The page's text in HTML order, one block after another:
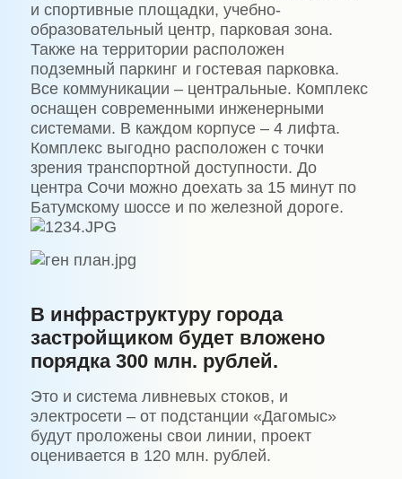
и спортивные площадки, учебно-
образовательный центр, парковая зона.
Также на территории расположен
подземный паркинг и гостевая парковка.
Все коммуникации – центральные. Комплекс
оснащен современными инженерными
системами. В каждом корпусе – 4 лифта.
Комплекс выгодно расположен с точки
зрения транспортной доступности. До
центра Сочи можно доехать за 15 минут по
Батумскому шоссе и по железной дороге.
В инфраструктуру города
застройщиком будет вложено
порядка 300 млн. рублей.
Это и система ливневых стоков, и
электросети – от подстанции «Дагомыс»
будут проложены свои линии, проект
оценивается в 120 млн. рублей.